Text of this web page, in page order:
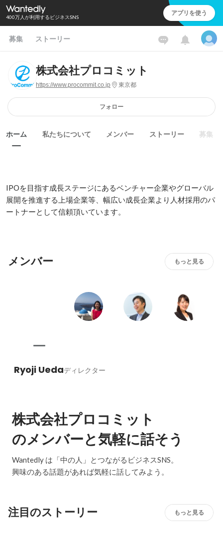
400万人が利用するビジネスSNS アプリを使う
募集 ストーリー
株式会社プロコミット
https://www.procommit.co.jp 東京都
フォロー
ホーム 私たちについて メンバー ストーリー 募集
IPOを目指す成長ステージにあるベンチャー企業やグローバル
展開を推進する上場企業等、幅広い成長企業より人材採用のパ
ートナーとして信頼頂いています。
メンバー もっと見る
Ryoji Uedaディレクター
株式会社プロコミット
のメンバーと気軽に話そう
Wantedly は「中の人」とつながるビジネスSNS。
興味のある話題があれば気軽に話してみよう。
注目のストーリー もっと見る